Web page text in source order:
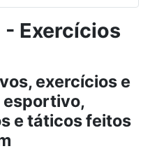
- Exercícios
exercícios e
e táticos feitos